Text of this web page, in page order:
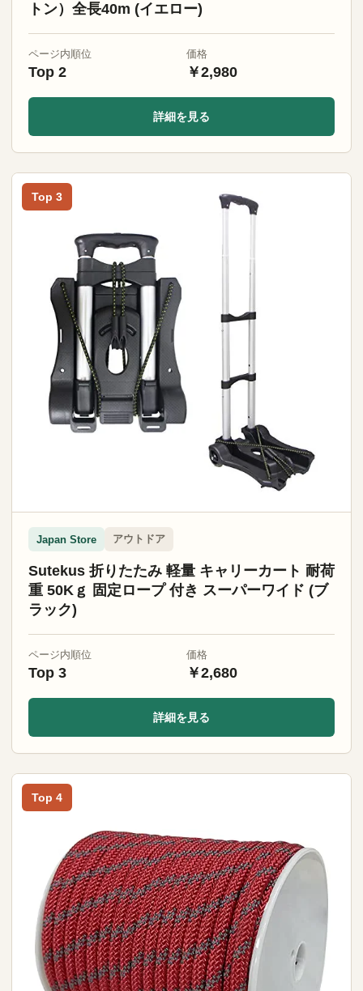
トン）全長40m (イエロー)
ページ内順位
Top 2
価格
￥2,980
詳細を見る
Top 3
Japan Store アウトドア
Sutekus 折りたたみ 軽量 キャリーカート 耐荷
重 50Kｇ 固定ロープ 付き スーパーワイド (ブ
ラック)
ページ内順位
Top 3
価格
￥2,680
詳細を見る
Top 4